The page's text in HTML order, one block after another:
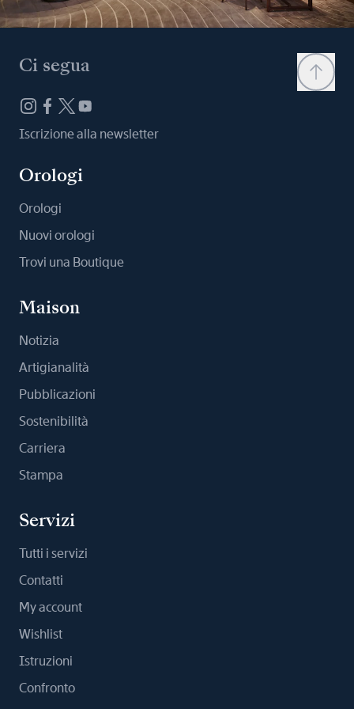
Ci segua
Iscrizione alla newsletter
Orologi
Orologi
Nuovi orologi
Trovi una Boutique
Maison
Notizia
Artigianalità
Pubblicazioni
Sostenibilità
Carriera
Stampa
Servizi
Tutti i servizi
Contatti
My account
Wishlist
Istruzioni
Confronto